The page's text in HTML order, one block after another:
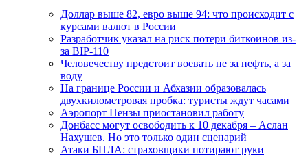
Доллар выше 82, евро выше 94: что происходит с
курсами валют в России
Разработчик указал на риск потери биткоинов из-
за BIP-110
Человечеству предстоит воевать не за нефть, а за
воду
На границе России и Абхазии образовалась
двухкилометровая пробка: туристы ждут часами
Аэропорт Пензы приостановил работу
Донбасс могут освободить к 10 декабря – Аслан
Нахушев. Но это только один сценарий
Атаки БПЛА: страховщики потирают руки